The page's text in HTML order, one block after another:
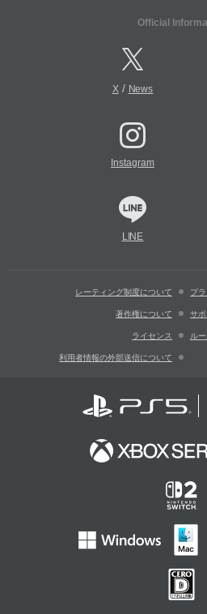
Official
X/ News
Instagram
LINE
レーティング制度について プ
著作権について サ
ライセンス ル
利用者情報の外部送信について